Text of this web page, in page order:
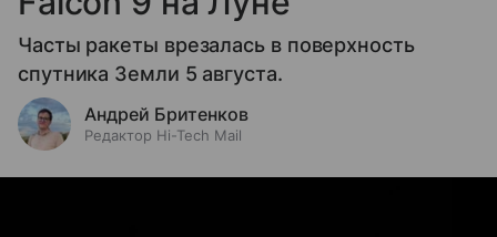
Часты ракеты врезалась в поверхность
спутника Земли 5 августа.
Андрей Бритенков
Редактор Hi-Tech Mail